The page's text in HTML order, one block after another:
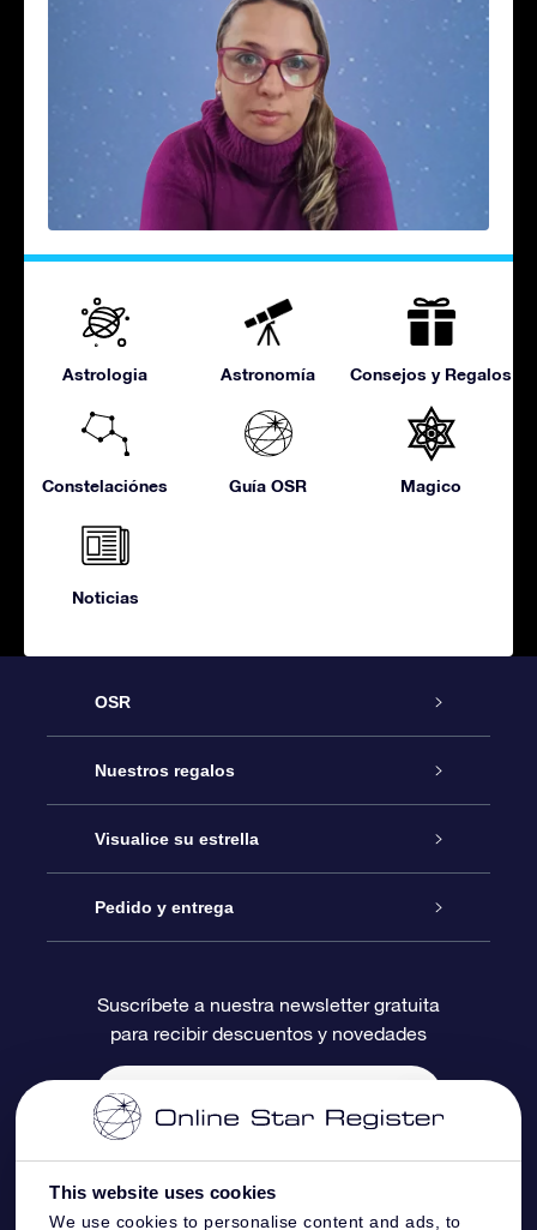
This website uses cookies
We use cookies to personalise content and ads, to
Astrologia Astronomía Consejos y Regalos
Constelaciónes Guía OSR Magico
Noticias
OSR
Atención
Contáctanos
Blog
Reseñas
Nuestros regalos
Regalo Estrella Online
Paquete de Regalo OSR
Tarjeta de Regalo OSR
Regalos empresariales
Visualice su estrella
Registro estelar
Página de Estrella Personalizada
Un Millón de Estrellas
Pedido y entrega
Información de Pago
Información de Envío
Suscríbete a nuestra newsletter gratuita
para recibir descuentos y novedades